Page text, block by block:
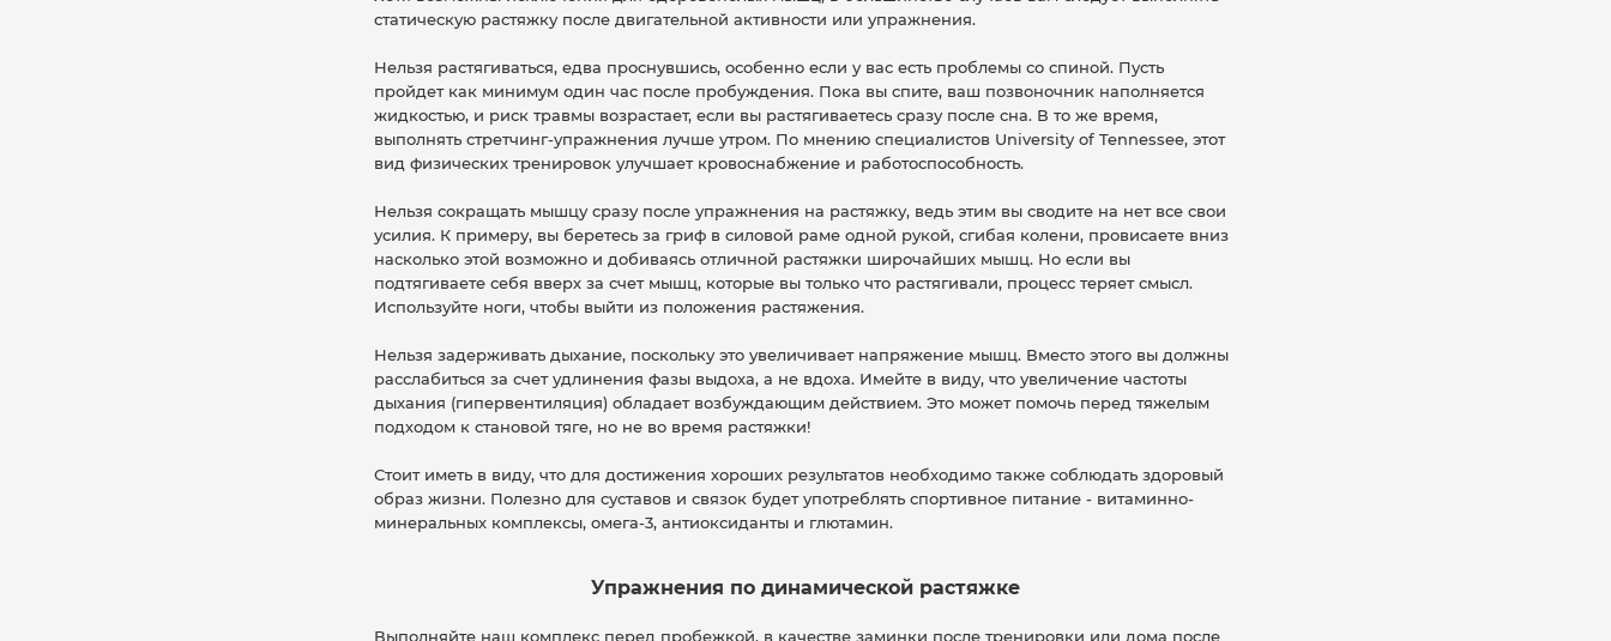
статическую растяжку после двигательной активности или упражнения.
Нельзя растягиваться, едва проснувшись, особенно если у вас есть проблемы со спиной. Пусть
пройдет как минимум один час после пробуждения. Пока вы спите, ваш позвоночник наполняется
жидкостью, и риск травмы возрастает, если вы растягиваетесь сразу после сна. В то же время,
выполнять стретчинг-упражнения лучше утром. По мнению специалистов University of Tennesseе, этот
вид физических тренировок улучшает кровоснабжение и работоспособность.
Нельзя сокращать мышцу сразу после упражнения на растяжку, ведь этим вы сводите на нет все свои
усилия. К примеру, вы беретесь за гриф в силовой раме одной рукой, сгибая колени, провисаете вниз
насколько этой возможно и добиваясь отличной растяжки широчайших мышц. Но если вы
подтягиваете себя вверх за счет мышц, которые вы только что растягивали, процесс теряет смысл.
Используйте ноги, чтобы выйти из положения растяжения.
Нельзя задерживать дыхание, поскольку это увеличивает напряжение мышц. Вместо этого вы должны
расслабиться за счет удлинения фазы выдоха, а не вдоха. Имейте в виду, что увеличение частоты
дыхания (гипервентиляция) обладает возбуждающим действием. Это может помочь перед тяжелым
подходом к становой тяге, но не во время растяжки!
Стоит иметь в виду, что для достижения хороших результатов необходимо также соблюдать здоровый
образ жизни. Полезно для суставов и связок будет употреблять спортивное питание - витаминно-
минеральных комплексы, омега-3, антиоксиданты и глютамин.
Упражнения по динамической растяжке
Выполняйте наш комплекс перед пробежкой, в качестве заминки после тренировки или дома после